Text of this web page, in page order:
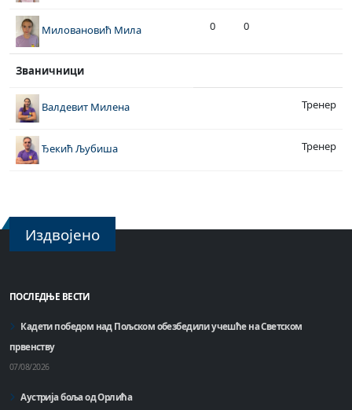
Миловановић Мила 0 0
Званичници
Валдевит Милена Тренер
Ђекић Љубиша Тренер
Издвојено
ПОСЛЕДЊЕ ВЕСТИ
Кадети победом над Пољском обезбедили учешће на Светском
првенству
07/08/2026
Аустрија боља од Орлића